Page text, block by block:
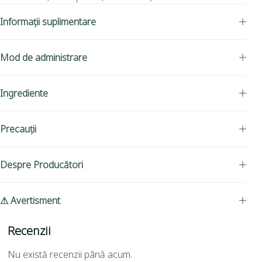
Informații suplimentare
Mod de administrare
Ingrediente
Precauții
Despre Producători
⚠ Avertisment
Recenzii
Nu există recenzii până acum.